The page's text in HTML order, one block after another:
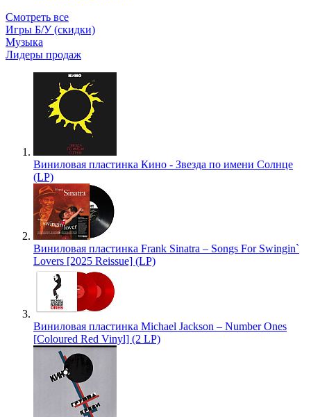
Смотреть все
Игры Б/У (скидки)
Музыка
Лидеры продаж
Виниловая пластинка Кино - Звезда по имени Солнце
(LP)
Виниловая пластинка Frank Sinatra – Songs For Swingin`
Lovers [2025 Reissue] (LP)
Виниловая пластинка Michael Jackson – Number Ones
[Coloured Red Vinyl] (2 LP)